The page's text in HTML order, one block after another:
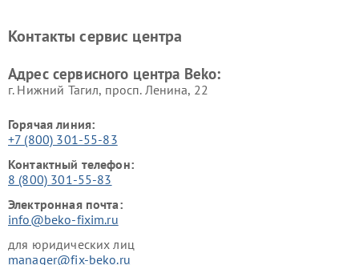
Ремонт холодильников Beko Ремонт морозильных камер
Контакты сервис центра
Адрес сервисного центра Beko:
г. Нижний Тагил, просп. Ленина, 22
Горячая линия:
+7 (800) 301-55-83
Контактный телефон:
8 (800) 301-55-83
Электронная почта:
info@beko-fixim.ru
для юридических лиц
manager@fix-beko.ru